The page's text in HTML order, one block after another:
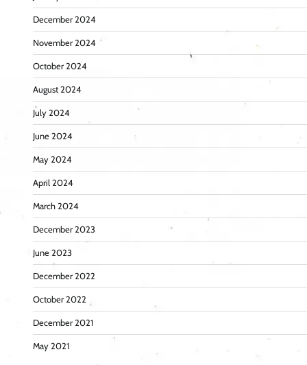
December 2024
November 2024
October 2024
August 2024
July 2024
June 2024
May 2024
April 2024
March 2024
December 2023
June 2023
December 2022
October 2022
December 2021
May 2021